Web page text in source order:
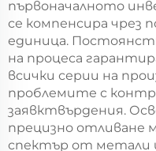
първоначалното
се компенсира чрез
единица.
на процеса
всички серии на
проблемите с
заявктвърдения.
прецизно отливане
спектър от метали